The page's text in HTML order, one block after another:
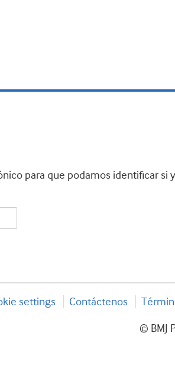
para que podamos identificar si
settings Contáctenos
© BMJ